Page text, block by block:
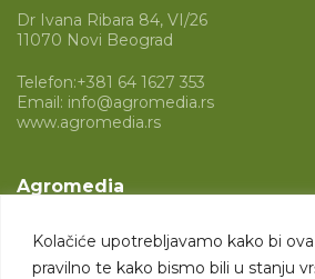
Kolačiće upotrebljavamo kako bi
pravilno te kako bismo bili u stanju
Dr Ivana Ribara 84, VI/26
11070 Novi Beograd
Telefon:+381 64 1627 353
Email: info@agromedia.rs
www.agromedia.rs
Agromedia
Svet poljoprivrede